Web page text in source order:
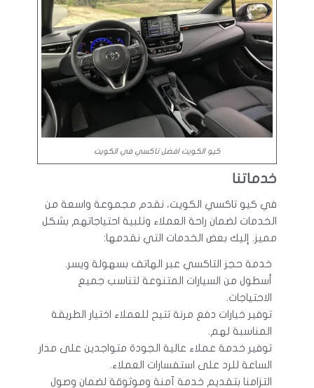
كيو الكويت افضل تاكسي في الكويت
خدماتنا
في كيو تاكسي الكويت، نقدم مجموعة واسعة من
الخدمات لضمان راحة العملاء وتلبية احتياجاتهم بشكل
مميز. إليك بعض الخدمات التي نقدمها:
خدمة حجز التاكسي عبر الهاتف بسهولة ويسر.
أسطول من السيارات المتنوعة لتناسب جميع
الاحتياجات.
توفير خيارات دفع مرنة تتيح للعملاء اختيار الطريقة
المناسبة لهم.
توفير خدمة عملاء عالية الجودة متواجدين على مدار
الساعة للرد على استفسارات العملاء.
التزامنا بتقديم خدمة آمنة وموثوقة لضمان وصول